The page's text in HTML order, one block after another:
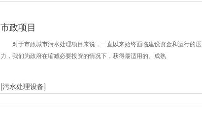
市政项目
对于市政城市污水处理项目来说，一直以来始终面临建设资金和运行的压
力，我们为政府在缩减必要投资的情况下，获得最适用的、成熟
[污水处理设备]